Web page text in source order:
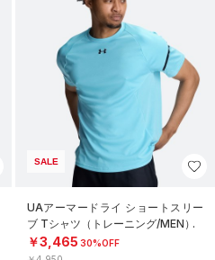
SALE
UAアーマードライ ショートスリー
ブ Tシャツ（トレーニング/MEN）
￥3,465 30%OFF